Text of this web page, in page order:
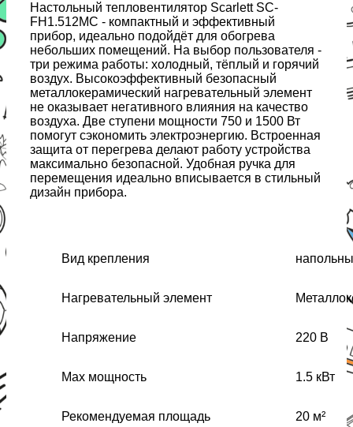
Настольный тепловентилятор Scarlett SC-
FH1.512MC - компактный и эффективный
прибор, идеально подойдёт для обогрева
небольших помещений. На выбор пользователя -
три режима работы: холодный, тёплый и горячий
воздух. Высокоэффективный безопасный
металлокерамический нагревательный элемент
не оказывает негативного влияния на качество
воздуха. Две ступени мощности 750 и 1500 Вт
помогут сэкономить электроэнергию. Встроенная
защита от перегрева делают работу устройства
максимально безопасной. Удобная ручка для
перемещения идеально вписывается в стильный
дизайн прибора.
Вид крепления
Нагревательный элемент
Напряжение 220 В
Max мощность 1.5 кВт
Рекомендуемая площадь 20 м²